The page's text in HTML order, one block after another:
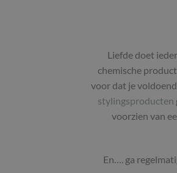
Liefde doet
chemische
voor dat je
stylingsproducten
voorzien van
En…. ga